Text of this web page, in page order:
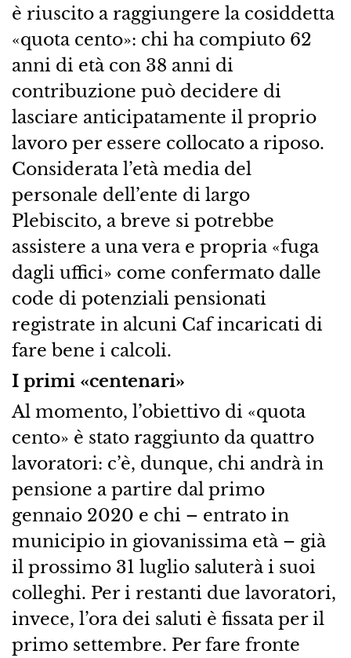
è riuscito a raggiungere la cosiddetta
«quota cento»: chi ha compiuto 62
anni di età con 38 anni di
contribuzione può decidere di
lasciare anticipatamente il proprio
lavoro per essere collocato a riposo.
Considerata l’età media del
personale dell’ente di largo
Plebiscito, a breve si potrebbe
assistere a una vera e propria «fuga
dagli uffici» come confermato dalle
code di potenziali pensionati
registrate in alcuni Caf incaricati di
fare bene i calcoli.
I primi «centenari»
Al momento, l’obiettivo di «quota
cento» è stato raggiunto da quattro
lavoratori: c’è, dunque, chi andrà in
pensione a partire dal primo
gennaio 2020 e chi – entrato in
municipio in giovanissima età – già
il prossimo 31 luglio saluterà i suoi
colleghi. Per i restanti due lavoratori,
invece, l’ora dei saluti è fissata per il
primo settembre. Per fare fronte